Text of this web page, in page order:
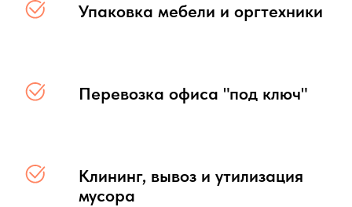
Упаковка мебели и оргтехники
Перевозка офиса "под ключ"
Клининг, вывоз и утилизация
мусора